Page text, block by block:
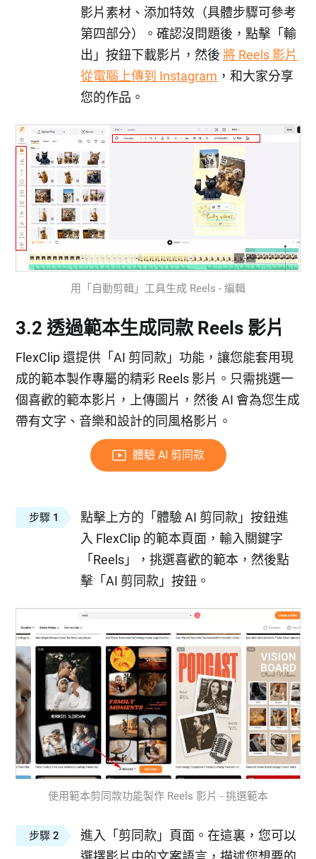
影片素材、添加特效（具體步驟可參考
第四部分）。確認沒問題後，點擊「輸
出」按鈕下載影片，然後將 Reels 影片
從電腦上傳到 Instagram ，和大家分享
您的作品。
用「自動剪輯」工具生成 Reels - 編輯
3.2 透過範本生成同款 Reels 影片
FlexClip 還提供「AI 剪同款」功能，讓您能套用現
成的範本製作專屬的精彩 Reels 影片。只需挑選一
個喜歡的範本影片，上傳圖片，然後 AI 會為您生成
帶有文字、音樂和設計的同風格影片。
體驗 AI 剪同款
步驟 1
點擊上方的「體驗 AI 剪同款」按鈕進
入 FlexClip 的範本頁面，輸入關鍵字
「Reels」，挑選喜歡的範本，然後點
擊「AI 剪同款」按鈕。
使用範本剪同款功能製作 Reels 影片 - 挑選範本
步驟 2
進入「剪同款」頁面。在這裏，您可以